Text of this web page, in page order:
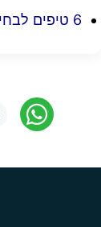
6 טיפים לבחירת חברות שירותי IT לעסק